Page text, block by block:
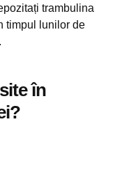
trambulina
timpul lunilor de
în